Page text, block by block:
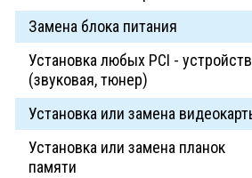
Замена блока питания
Установка любых PCI - устройств
(звуковая, тюнер)
Установка или замена
Установка или замена планок
памяти